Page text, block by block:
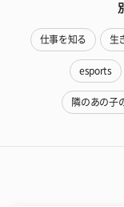
仕事を知る 生
esports
隣のあの子